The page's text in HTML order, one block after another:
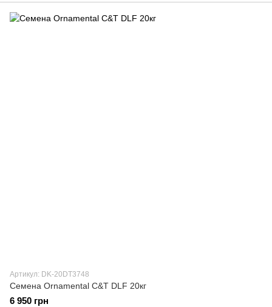
Артикул: DK-20DT3748
Семена Ornamental C&T DLF 20кг
6 950 грн